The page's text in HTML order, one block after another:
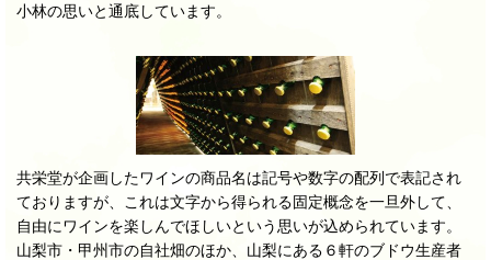
小林の思いと通底しています。
共栄堂が企画したワインの商品名は記号や数字の配列で表記され
ておりますが、これは文字から得られる固定概念を一旦外して、
自由にワインを楽しんでほしいという思いが込められています。
山梨市・甲州市の自社畑のほか、山梨にある６軒のブドウ生産者